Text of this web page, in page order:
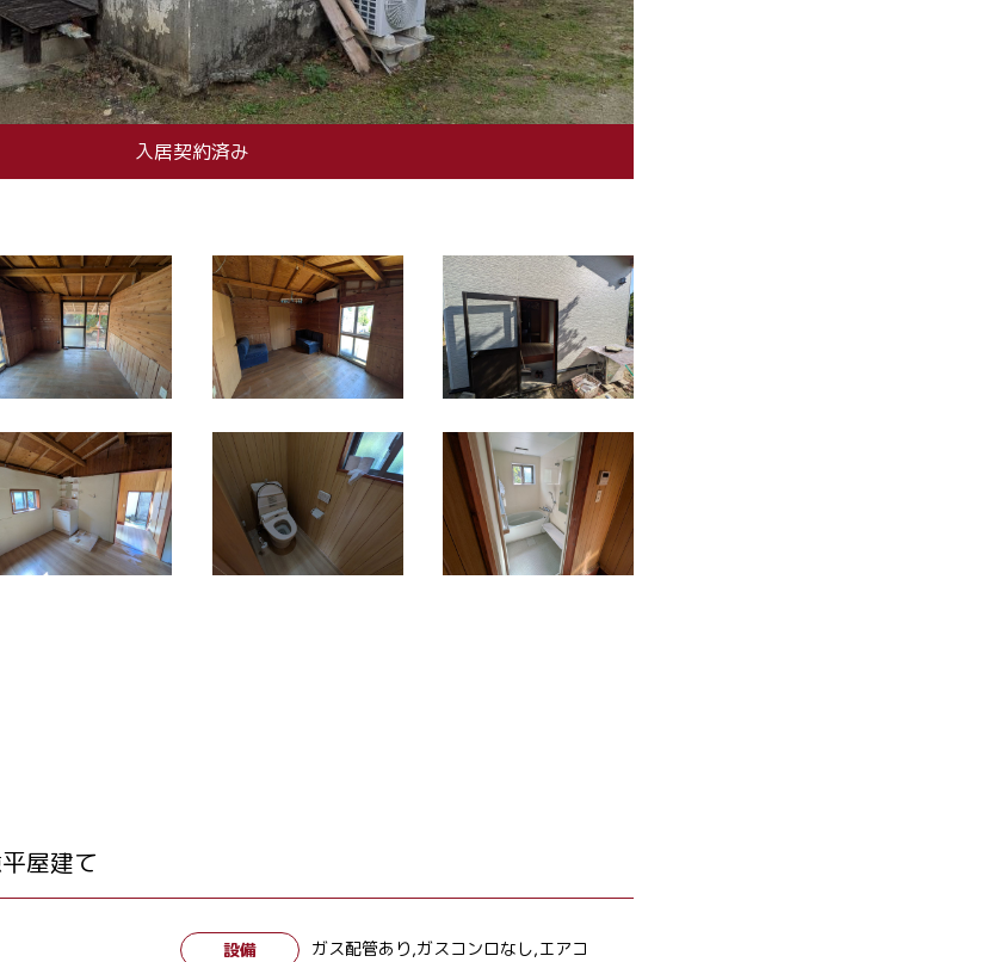
入居契約済み
平屋建て
設備
ガス配管あり,ガスコンロなし,エアコ